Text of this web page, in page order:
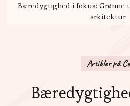
Bæredygtighed i fokus: Grønne
arkitektur
Artikler på